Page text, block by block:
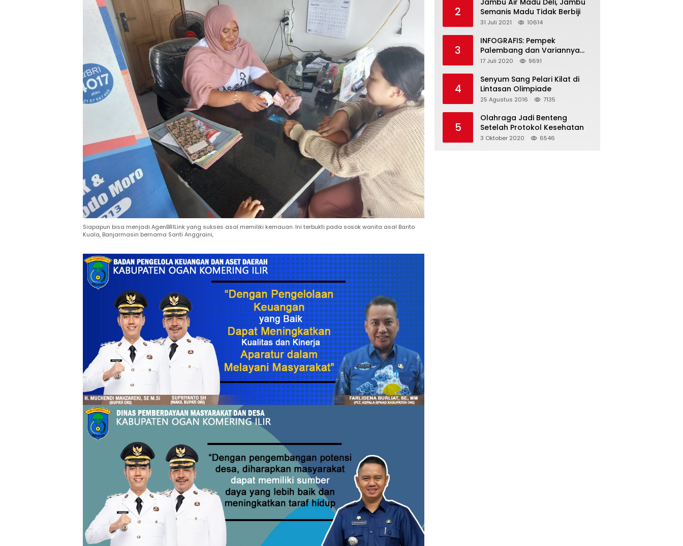
Siapapun bisa menjadi AgenBRILink yang sukses asal memiliki kemauan. Ini terbukti pada sosok wanita asal Barito
Kuala, Banjarmasin bernama Santi Anggraini,
2
Jambu Air Madu Deli, Jambu
Semanis Madu Tidak Berbiji
31 Juli 2021 10614
3
INFOGRAFIS: Pempek
Palembang dan Variannya
yang Melegenda
17 Juli 2020 9691
4
Senyum Sang Pelari Kilat di
Lintasan Olimpiade
25 Agustus 2016 7135
5
Olahraga Jadi Benteng
Setelah Protokol Kesehatan
3 Oktober 2020 6546